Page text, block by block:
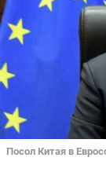
Посол Китая в